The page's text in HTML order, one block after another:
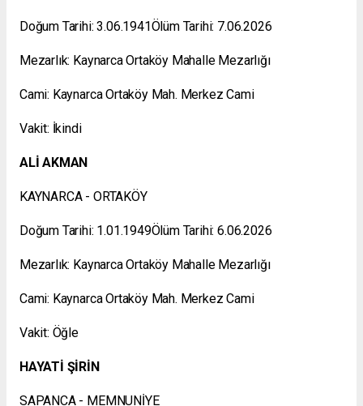
Doğum Tarihi: 3.06.1941Ölüm Tarihi: 7.06.2026
Mezarlık: Kaynarca Ortaköy Mahalle Mezarlığı
Cami: Kaynarca Ortaköy Mah. Merkez Cami
Vakit: İkindi
ALİ AKMAN
KAYNARCA - ORTAKÖY
Doğum Tarihi: 1.01.1949Ölüm Tarihi: 6.06.2026
Mezarlık: Kaynarca Ortaköy Mahalle Mezarlığı
Cami: Kaynarca Ortaköy Mah. Merkez Cami
Vakit: Öğle
HAYATİ ŞİRİN
SAPANCA - MEMNUNİYE